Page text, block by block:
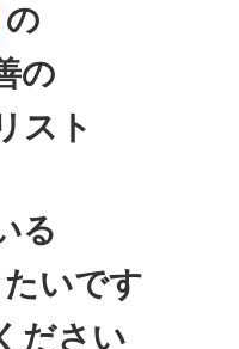
の
の
スト
る
いです
ださい